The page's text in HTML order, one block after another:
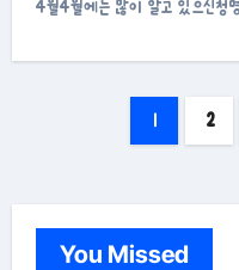
4월4월에는 많이 알고 있으신
이
1 2
You Missed